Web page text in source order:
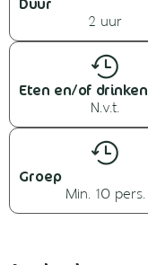
2 uur
Eten en/of drinken
N.v.t.
Groep
Min. 10 pers.